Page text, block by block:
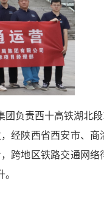
团负责西十高铁湖北
经陕西省西安市、商
跨地区铁路交通网络